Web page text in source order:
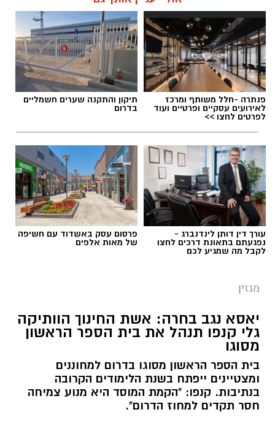
אלדה נתנאל / 10:26 26.07.26
תגים:ריפוי בעיסוק על קו המים
כללית
כשאנחנו חושבים על טיפול בריפוי בעיסוק, אנחנו
מדמיינים לעיתים קרובות חדר טיפול מאובזר עם
ציוד תחושתי ומשחקים מותאמים. אך האמת היא
פנתרה -חלל משותף ומרכז
לאירועים עסקיים ופרטיים ועוד
לפרטים לחצו >>
תיקון והתקנה שערים חשמליים
בדרום
עורך דין דותן לינדנברג -
נפגעתם בתאונת דרכים לחצו
לקבל מה שמגיע לכם
פרסום עסק באשדוד עם חשיפה
של מאות אלפים
מגזין
יאסא נגב בחרה: אשת החינוך הוותיקה
גלי קנפו תנהל את בית הספר הראשון
מסוגו
בית הספר הראשון מסוגו בדרום למחוננים
ומצטיינים ייפתח בשנת הלימודים הקרובה
בנתיבות. קנפו: "הקמת המוסד היא מנוע צמיחה
חסר תקדים למחוז הדרום".